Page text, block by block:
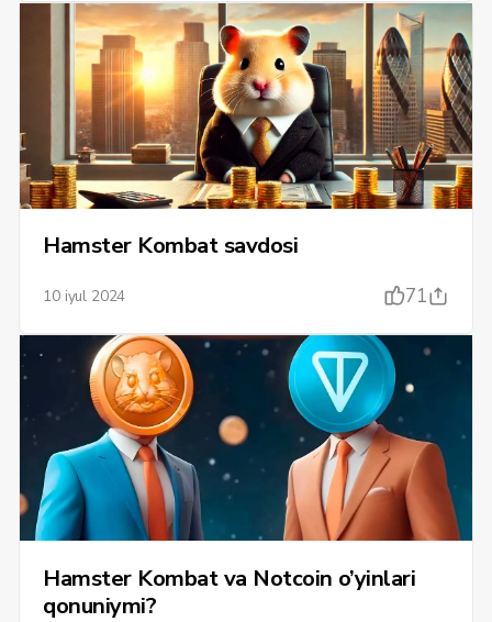
Hamster Kombat savdosi
10 iyul 2024 71
Hamster Kombat va Notcoin o’yinlari
qonuniymi?